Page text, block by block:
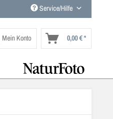
Service/Hilfe
Mein Konto 0,00 € *